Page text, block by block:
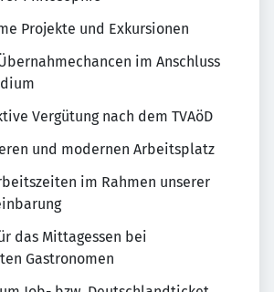
Projekte und Exkursionen
im Anschluss
Vergütung nach dem TVAöD
und modernen Arbeitsplatz
im Rahmen unserer
das Mittagessen bei
Gastronomen